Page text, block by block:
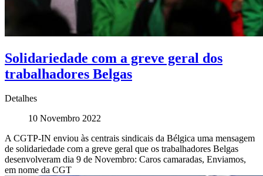
Solidariedade com a greve geral dos
trabalhadores Belgas
Detalhes
10 Novembro 2022
A CGTP-IN enviou às centrais sindicais da Bélgica uma mensagem
de solidariedade com a greve geral que os trabalhadores Belgas
desenvolveram dia 9 de Novembro: Caros camaradas, Enviamos,
em nome da CGT